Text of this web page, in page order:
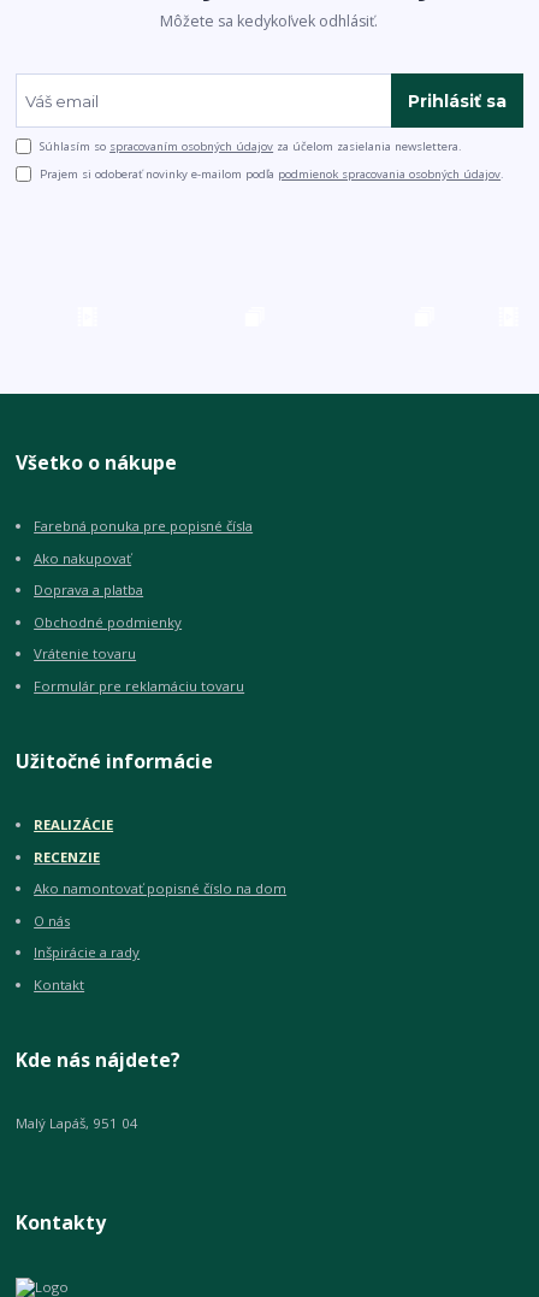
Môžete sa kedykoľvek odhlásiť.
Prihlásiť sa
Súhlasím so spracovaním osobných údajov za účelom zasielania newslettera.
Prajem si odoberať novinky e-mailom podľa podmienok spracovania osobných údajov.
Všetko o nákupe
Farebná ponuka pre popisné čísla
Ako nakupovať
Doprava a platba
Obchodné podmienky
Vrátenie tovaru
Formulár pre reklamáciu tovaru
Užitočné informácie
REALIZÁCIE
RECENZIE
Ako namontovať popisné číslo na dom
O nás
Inšpirácie a rady
Kontakt
Kde nás nájdete?
Malý Lapáš, 951 04
Kontakty